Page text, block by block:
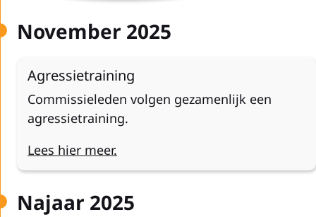
November 2025
Agressietraining
Commissieleden volgen gezamenlijk een
agressietraining.
Lees hier meer.
Najaar 2025